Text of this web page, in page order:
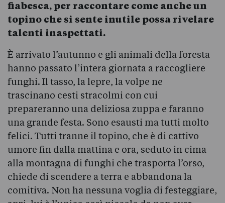
fiabesca, per raccontare come anche un
topino che si sente inutile possa rivelare
talenti inaspettati.
È arrivato l’autunno e gli animali della foresta
hanno passato l’intera giornata a raccogliere
funghi. Il tasso, la lepre, la volpe ne
trascinano cesti stracolmi con cui
prepareranno una deliziosa zuppa e faranno
una grande festa. Sono esausti ma tutti molto
felici. Tutti tranne il topino, che è di cattivo
umore fin dalla mattina e ora, seduto in cima
alla montagna di funghi che trasporta l’orso,
chiede di scendere a terra e abbandona la
comitiva. Non ha nessuna voglia di festeggiare,